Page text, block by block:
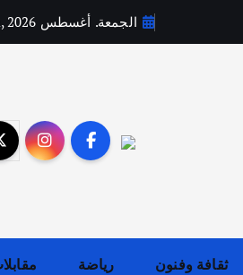
الجمعة. أغسطس 7th, 2026
ثقافة وفنون رياضة